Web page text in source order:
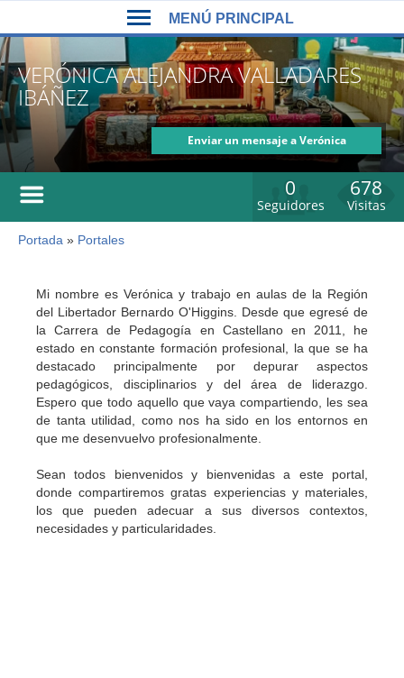
navigation
VERÓNICA ALEJANDRA VALLADARES
IBÁÑEZ
Enviar un mensaje a Verónica
Alejandra Valladares Ibáñez
678
Visitas
0
Seguidores
Usted
aquí
Portada » Portales
Mi nombre es Verónica y trabajo en aulas de la Región
del Libertador Bernardo O'Higgins. Desde que egresé de
la Carrera de Pedagogía en Castellano en 2011, he
estado en constante formación profesional, la que se ha
destacado principalmente por depurar aspectos
pedagógicos, disciplinarios y del área de liderazgo.
Espero que todo aquello que vaya compartiendo, les sea
de tanta utilidad, como nos ha sido en los entornos en
que me desenvuelvo profesionalmente.
Sean todos bienvenidos y bienvenidas a este portal,
donde compartiremos gratas experiencias y materiales,
los que pueden adecuar a sus diversos contextos,
necesidades y particularidades.
top
MENÚ PRINCIPAL
MENÚ
PRINCIPAL